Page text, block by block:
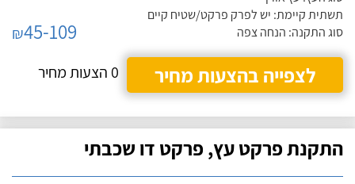
תשתית קיימת: יש לפרק פרקט/שטיח קיים
סוג התקנה: הנחה צפה
₪45-109
לצפייה בהצעות מחיר
0 הצעות מחיר
התקנת פרקט עץ, פרקט דו שכבתי